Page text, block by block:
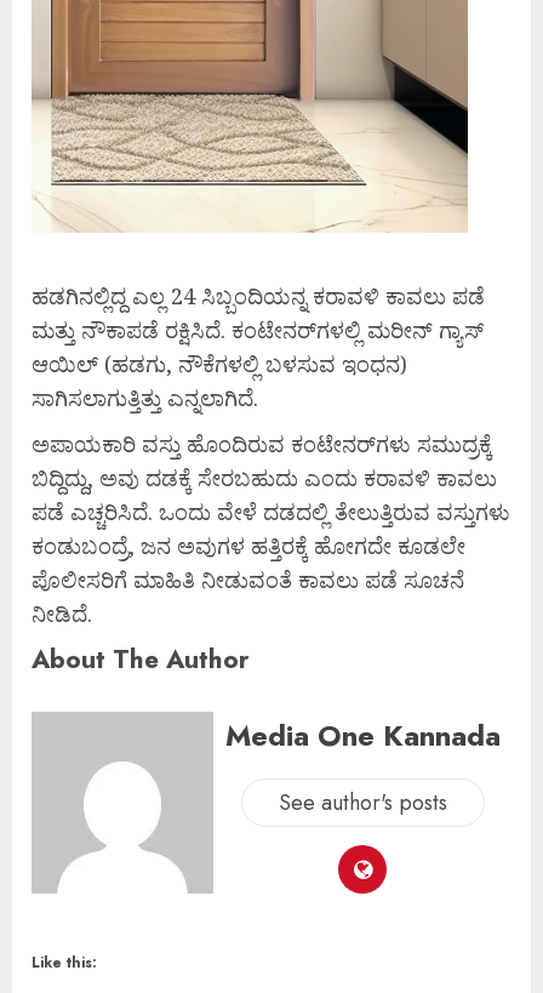
ಹಡಗಿನಲ್ಲಿದ್ದ ಎಲ್ಲ 24 ಸಿಬ್ಬಂದಿಯನ್ನ ಕರಾವಳಿ ಕಾವಲು ಪಡೆ
ಮತ್ತು ನೌಕಾಪಡೆ ರಕ್ಷಿಸಿದೆ. ಕಂಟೇನರ್‌ಗಳಲ್ಲಿ ಮರೀನ್ ಗ್ಯಾಸ್
ಆಯಿಲ್ (ಹಡಗು, ನೌಕೆಗಳಲ್ಲಿ ಬಳಸುವ ಇಂಧನ)
ಸಾಗಿಸಲಾಗುತ್ತಿತ್ತು ಎನ್ನಲಾಗಿದೆ.
ಅಪಾಯಕಾರಿ ವಸ್ತು ಹೊಂದಿರುವ ಕಂಟೇನರ್‌ಗಳು ಸಮುದ್ರಕ್ಕೆ
ಬಿದ್ದಿದ್ದು, ಅವು ದಡಕ್ಕೆ ಸೇರಬಹುದು ಎಂದು ಕರಾವಳಿ ಕಾವಲು
ಪಡೆ ಎಚ್ಚರಿಸಿದೆ. ಒಂದು ವೇಳೆ ದಡದಲ್ಲಿ ತೇಲುತ್ತಿರುವ ವಸ್ತುಗಳು
ಕಂಡುಬಂದ್ರೆ, ಜನ ಅವುಗಳ ಹತ್ತಿರಕ್ಕೆ ಹೋಗದೇ ಕೂಡಲೇ
ಪೊಲೀಸರಿಗೆ ಮಾಹಿತಿ ನೀಡುವಂತೆ ಕಾವಲು ಪಡೆ ಸೂಚನೆ
ನೀಡಿದೆ.
About The Author
Media One Kannada
See author's posts
Like this: